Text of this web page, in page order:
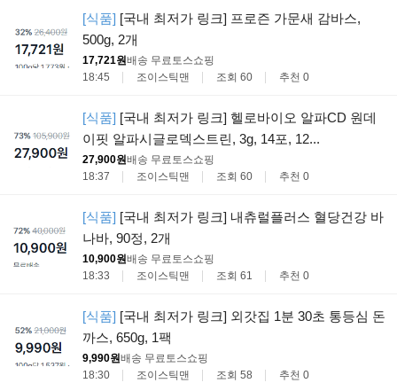
[식품] [국내 최저가 링크] 프로즌 가문새 감바스,
500g, 2개
17,721원배송 무료 토스쇼핑
18:45
조이스틱맨 조회 60 추천 0
[식품] [국내 최저가 링크] 헬로바이오 알파CD 원데
이핏 알파시글로덱스트린, 3g, 14포, 12...
27,900원배송 무료 토스쇼핑
18:37
조이스틱맨 조회 60 추천 0
[식품] [국내 최저가 링크] 내츄럴플러스 혈당건강 바
나바, 90정, 2개
10,900원배송 무료 토스쇼핑
18:33
조이스틱맨 조회 61 추천 0
[식품] [국내 최저가 링크] 외갓집 1분 30초 통등심 돈
까스, 650g, 1팩
9,990원배송 무료 토스쇼핑
18:30
조이스틱맨 조회 58 추천 0